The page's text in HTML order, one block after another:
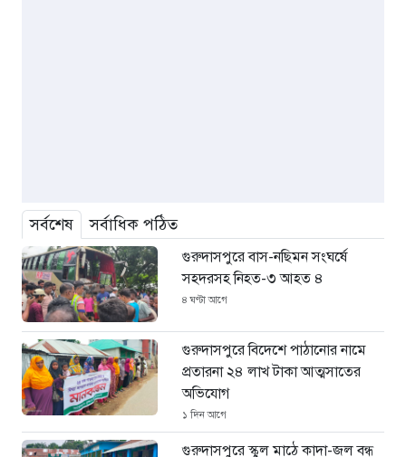
সর্বশেষ সর্বাধিক পঠিত
গুরুদাসপুরে বাস-নছিমন সংঘর্ষে
সহদরসহ নিহত-৩ আহত ৪
৪ ঘণ্টা আগে
গুরুদাসপুরে বিদেশে পাঠানোর নামে
প্রতারনা ২৪ লাখ টাকা আত্মসাতের
অভিযোগ
১ দিন আগে
গুরুদাসপুরে স্কুল মাঠে কাদা-জল বন্ধ